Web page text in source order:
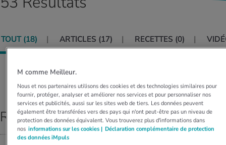
ACTUELS DANS LE DOMAINE ALIMENTATION
Calculateur d’IMC
ACTUELS DANS LE DOMAINE MOUVEMENT
Calculer la consommation de calories
Course & Jogging
de relaxation
ACTUELS DANS LE DOMAINE RELAXATION
Travail et santé
Détente active
spécialisée
des femmes
ACTUELS DANS LE DOMAINE MÉDECINE
Réduire la tension artérielle
ACTUELS DANS LE DOMAINE SERVICE
TOUT (18) ARTICLES (17) RECETTES (0)
Résultats principaux
M comme Meilleur.
Nous et nos partenaires utilisons des cookies et des technologies similaires pour
fournir, protéger, analyser et améliorer nos services et pour personnaliser nos
services et publicités, aussi sur les sites web de tiers. Les données peuvent
également être transférées vers des pays qui n'ont peut-être pas un niveau de
protection des données équivalent. Vous trouverez plus d'informations dans
nos informations sur les cookies | Déclaration complémentaire de protection
des données iMpuls